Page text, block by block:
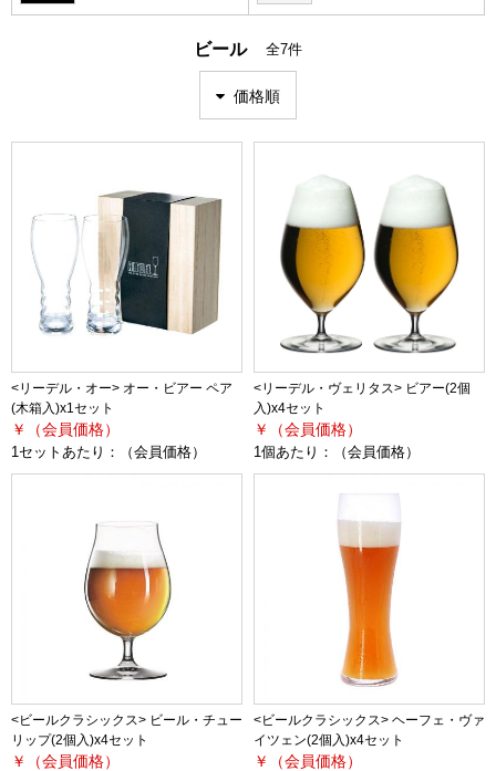
ビール 全7件
価格順
<リーデル・オー> オー・ビアー ペア
(木箱入)x1セット
￥（会員価格）
1セットあたり： （会員価格）
<リーデル・ヴェリタス> ビアー(2個
入)x4セット
￥（会員価格）
1個あたり： （会員価格）
<ビールクラシックス> ビール・チュー
リップ(2個入)x4セット
￥（会員価格）
<ビールクラシックス> ヘーフェ・ヴァ
イツェン(2個入)x4セット
￥（会員価格）